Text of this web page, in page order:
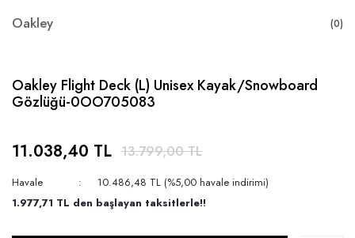
Oakley (0)
Oakley Flight Deck (L) Unisex Kayak/Snowboard
Gözlüğü-0OO705083
11.038,40 TL 13.799,00 TL
Havale
10.486,48 TL (%5,00 havale indirimi)
1.977,71 TL den başlayan taksitlerle!!